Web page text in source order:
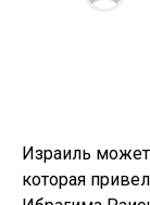
Израиль
которая